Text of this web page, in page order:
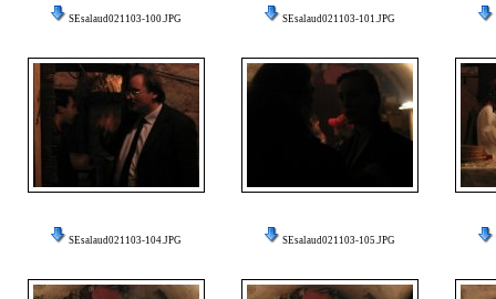
SEsalaud021103-100.JPG SEsalaud021103-101.JPG
SEsalaud021103-104.JPG SEsalaud021103-105.JPG